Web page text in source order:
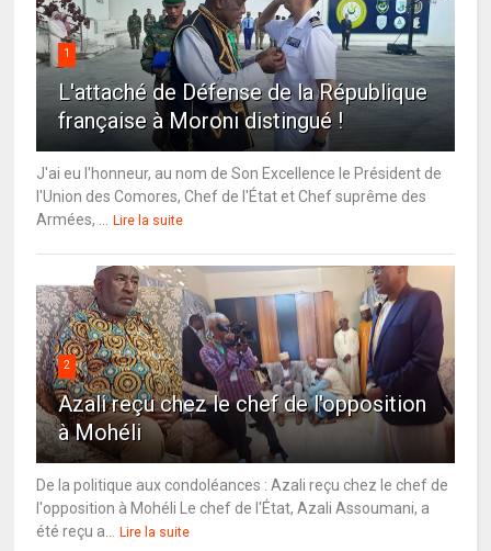
1
L'attaché de Défense de la République
française à Moroni distingué !
J'ai eu l'honneur, au nom de Son Excellence le Président de
l'Union des Comores, Chef de l'État et Chef suprême des
Armées, ... Lire la suite
2
Azali reçu chez le chef de l'opposition
à Mohéli
De la politique aux condoléances : Azali reçu chez le chef de
l'opposition à Mohéli Le chef de l'État, Azali Assoumani, a
été reçu a... Lire la suite